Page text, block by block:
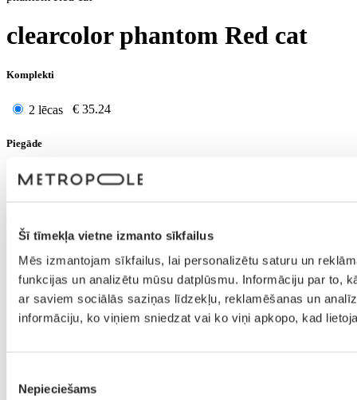
Šī tīmekļa vietne izmanto sīkfailus
Mēs izmantojam sīkfailus, lai personalizētu saturu un
funkcijas un analizētu mūsu datplūsmu. Informāciju par to,
ar saviem sociālās saziņas līdzekļu, reklamēšanas un
informāciju, ko viņiem sniedzat vai ko viņi apkopo, kad
izvēle
Nepieciešams
clearcolor phantom Red cat
Komplekti
2 lēcas € 35.24
Piegāde
Ir noliktavā! Izsūtīšana 1 - 2 darba dienu laikā